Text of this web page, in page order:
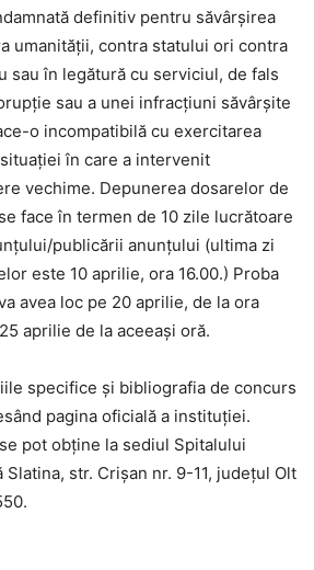
definitiv pentru săvârșirea
umanității, contra statului ori contra
sau în legătură cu serviciul, de fals
sau a unei infracțiuni săvârșite
o incompatibilă cu exercitarea
în care a intervenit
vechime. Depunerea dosarelor de
face în termen de 10 zile lucrătoare
publicării anunțului (ultima zi
este 10 aprilie, ora 16.00.) Proba
avea loc pe 20 aprilie, de la ora
aprilie de la aceeași oră.
specifice şi bibliografia de concurs
pagina oficială a instituției.
pot obține la sediul Spitalului
str. Crişan nr. 9-11, judeţul Olt